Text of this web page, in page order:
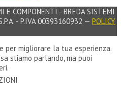
E COMPONENTI - BREDA SISTEMI
- P.IVA 00393160932 — POLICY
per migliorare la tua esperienza.
stiamo parlando, ma puoi